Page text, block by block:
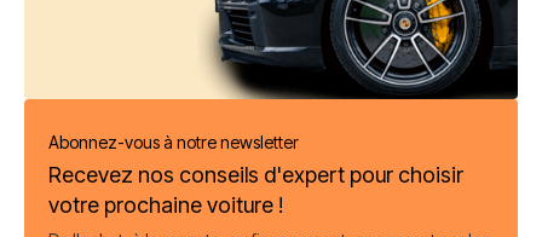
Abonnez-vous à notre newsletter
Recevez nos conseils d'expert pour choisir
votre prochaine voiture !